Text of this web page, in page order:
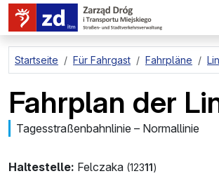
zum Hauptinhalt springen
Startseite Für Fahrgast Fahrpläne
Fahrplan der
Tagesstraßenbahnlinie – Normallinie
Haltestelle: Felczaka (12311)